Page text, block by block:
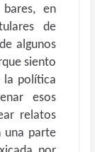
en
de
algunos
siento
la política
esos
relatos
una parte